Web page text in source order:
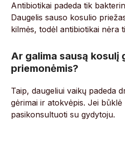
Antibiotikai padeda tik
Daugelis sauso kosulio
kilmės, todėl antibiotikai nėra
Ar galima sausą kosulį
priemonėmis?
Taip, daugeliui vaikų padeda
gėrimai ir atokvėpis. Jei
pasikonsultuoti su gydytoju.